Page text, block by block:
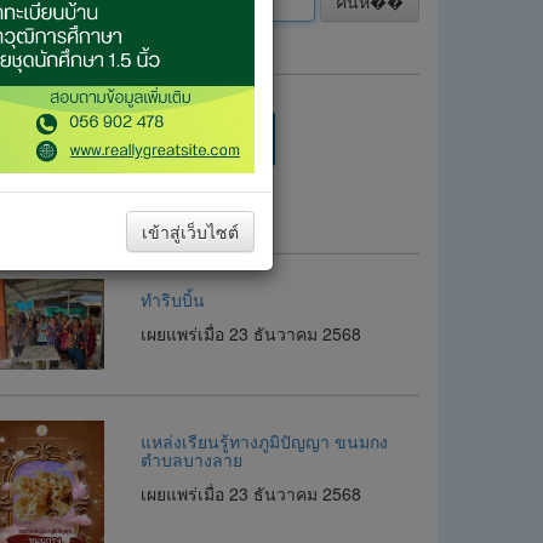
เข้าสู่เว็บไซต์
ทำริบบิ้น
เผยแพร่เมื่อ 23 ธันวาคม 2568
แหล่งเรียนรู้ทางภูมิปัญญา ขนมกง
ตำบลบางลาย
เผยแพร่เมื่อ 23 ธันวาคม 2568